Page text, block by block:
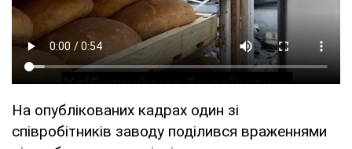
На опублікованих кадрах один зі
співробітників заводу поділився враженнями